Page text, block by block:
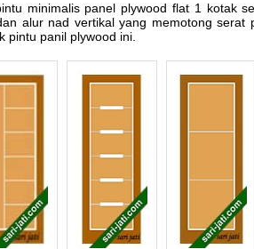
minimalis panel plywood flat 1 kotak
alur nad vertikal yang memotong
pintu panil plywood ini.